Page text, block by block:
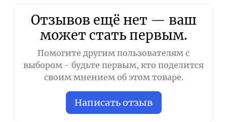
Отзывов ещё нет — ваш
может стать первым.
Помогите другим пользователям с
выбором - будьте первым, кто поделится
своим мнением об этом товаре.
Написать отзыв